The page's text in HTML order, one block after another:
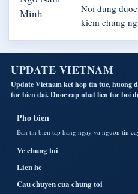
Noi dung
kiem chung
UPDATE VIETNAM
Update Vietnam ket hop tin tuc, huong
tuc hien dai. Duoc cap nhat lien tuc boi
Pho bien
Ban tin bien tap hang ngay va nguon tin
Ve chung toi
Lien he
Cau chuyen cua chung toi